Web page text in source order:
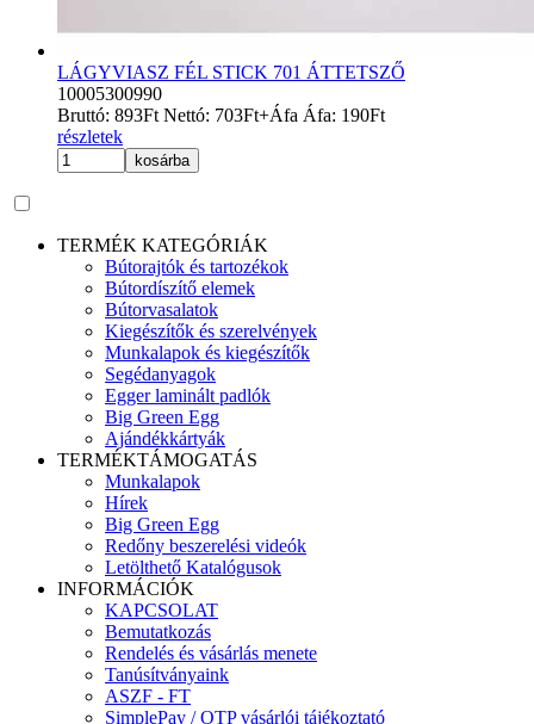
LÁGYVIASZ FÉL STICK 701 ÁTTETSZŐ
10005300990
Bruttó: 893Ft Nettó: 703Ft+Áfa Áfa: 190Ft
részletek
kosárba
TERMÉK KATEGÓRIÁK
Bútorajtók és tartozékok
Bútordíszítő elemek
Bútorvasalatok
Kiegészítők és szerelvények
Munkalapok és kiegészítők
Segédanyagok
Egger laminált padlók
Big Green Egg
Ajándékkártyák
TERMÉKTÁMOGATÁS
Munkalapok
Hírek
Big Green Egg
Redőny beszerelési videók
Letölthető Katalógusok
INFORMÁCIÓK
KAPCSOLAT
Bemutatkozás
Rendelés és vásárlás menete
Tanúsítványaink
ASZF - FT
SimplePay / OTP vásárlói tájékoztató